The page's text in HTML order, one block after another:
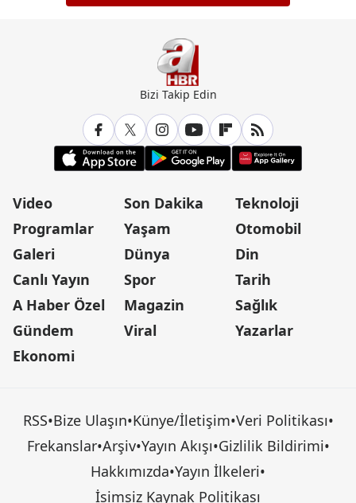
Bizi Takip Edin
Video
Programlar
Galeri
Canlı Yayın
A Haber Özel
Gündem
Ekonomi
Son Dakika
Yaşam
Dünya
Spor
Magazin
Viral
Teknoloji
Otomobil
Din
Tarih
Sağlık
Yazarlar
RSS•Bize Ulaşın•Künye/İletişim•Veri Politikası•
Frekanslar•Arşiv•Yayın Akışı•Gizlilik Bildirimi•
Hakkımızda•Yayın İlkeleri•
İsimsiz Kaynak Politikası